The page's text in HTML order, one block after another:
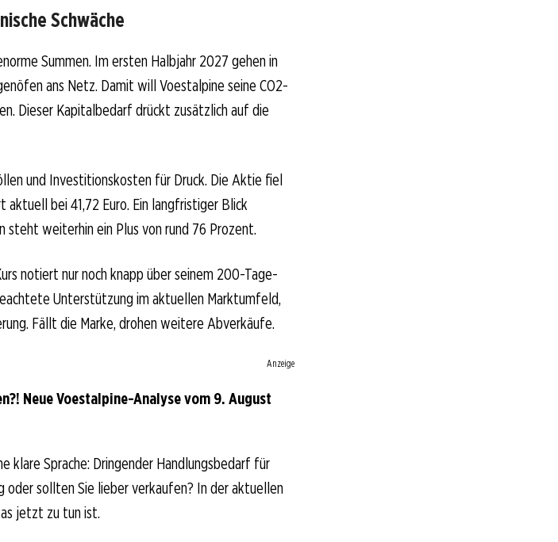
Schwäche
Summen. Im ersten Halbjahr 2027 gehen in
ans Netz. Damit will Voestalpine seine CO2-
Dieser Kapitalbedarf drückt zusätzlich auf die
und Investitionskosten für Druck. Die Aktie fiel
bei 41,72 Euro. Ein langfristiger Blick
weiterhin ein Plus von rund 76 Prozent.
notiert nur noch knapp über seinem 200-Tage-
Unterstützung im aktuellen Marktumfeld,
Fällt die Marke, drohen weitere Abverkäufe.
Anzeige
Neue Voestalpine-Analyse vom 9. August
klare Sprache: Dringender Handlungsbedarf für
oder sollten Sie lieber verkaufen? In der aktuellen
jetzt zu tun ist.